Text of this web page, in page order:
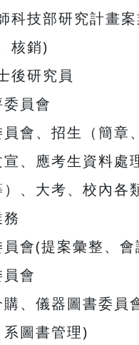
科技部研究計畫
核銷)
後研究員
員會
會、招生（簡章
、應考生資料處
、大考、校內各
會(提案彙整、
會
購、儀器圖書委員
圖書管理)